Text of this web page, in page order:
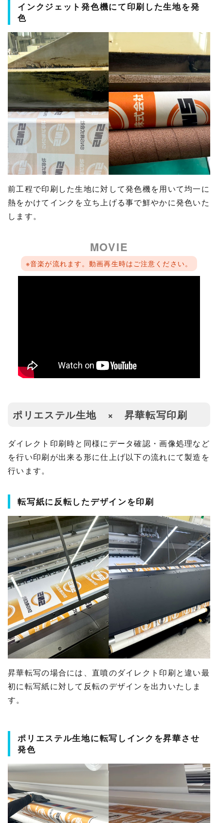
インクジェット発色機にて印刷した生地を発
色
前工程で印刷した生地に対して発色機を用いて均一に
熱をかけてインクを立ち上げる事で鮮やかに発色いた
します。
MOVIE
※音楽が流れます。動画再生時はご注意ください。
ポリエステル生地 × 昇華転写印刷
ダイレクト印刷時と同様にデータ確認・画像処理など
を行い印刷が出来る形に仕上げ以下の流れにて製造を
行います。
転写紙に反転したデザインを印刷
昇華転写の場合には、直噴のダイレクト印刷と違い最
初に転写紙に対して反転のデザインを出力いたしま
す。
ポリエステル生地に転写しインクを昇華させ
発色